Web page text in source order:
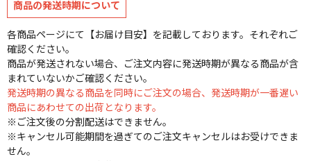
商品の発送時期について
各商品ページにて【お届け目安】を記載しております。それぞれご
確認ください。
商品が発送されない場合、ご注文内容に発送時期が異なる商品が含
まれていないかご確認ください。
発送時期の異なる商品を同時にご注文の場合、発送時期が一番遅い
商品にあわせての出荷となります。
※ご注文後の分割配送はできません。
※キャンセル可能期間を過ぎてのご注文キャンセルはお受けできま
せん。